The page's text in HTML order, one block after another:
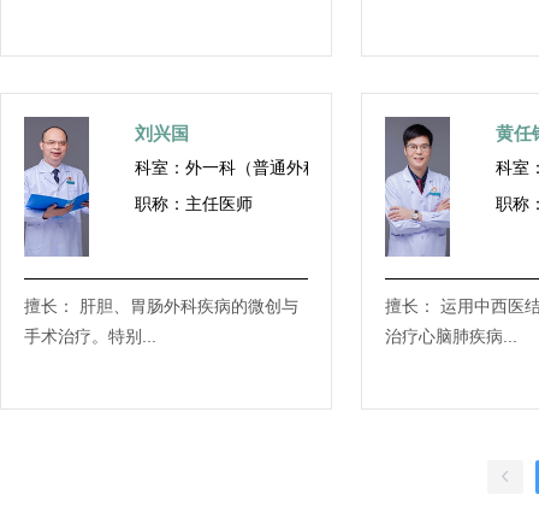
刘兴国
科室：外一科（普通外科）
职称：主任医师
擅长： 肝胆、胃肠外科疾病的微创与
手术治疗。特别...
黄任
科室
职称
擅长： 运用中西医
治疗心脑肺疾病...